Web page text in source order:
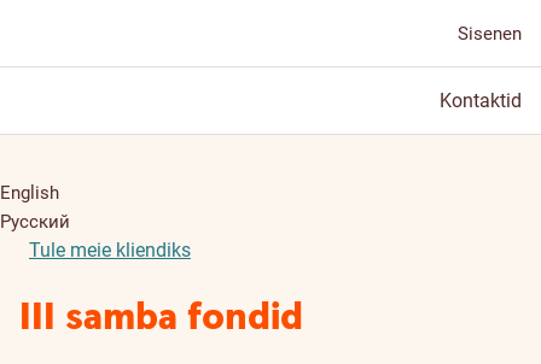
Sisenen
Kontaktid
English
Русский
Tule meie kliendiks
III samba fondid